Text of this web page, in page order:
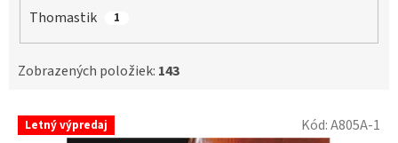
Thomastik 1
Zobrazených položiek: 143
V Letný výpredaj Kód:A805A-1